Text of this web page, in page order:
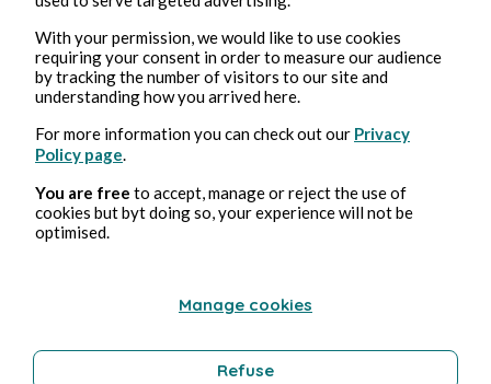
With your permission, we would like to use cookies
requiring your consent in order to measure our audience
by tracking the number of visitors to our site and
understanding how you arrived here.
For more information you can check out our Privacy
Policy page
You are free to accept, manage or reject the use of
cookies but byt doing so, your experience will not be
optimised.
Manage cookies
Refuse